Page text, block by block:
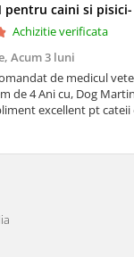
pentru caini si
Achizitie verificata
Acum 3 luni
de medicul
4 Ani cu, Dog Martin care
excellent pt cateii